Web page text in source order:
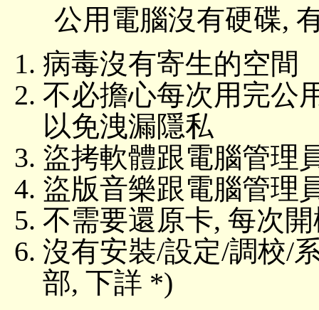
公用電腦沒有硬碟,
病毒沒有寄生的空間
不必擔心每次用完公
以免洩漏隱私
盜拷軟體跟電腦管理
盜版音樂跟電腦管理
不需要還原卡, 每次
沒有安裝/設定/調校/
部, 下詳 *)